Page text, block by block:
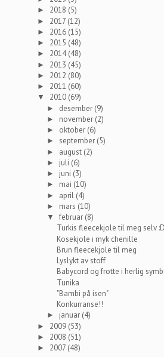
► 2018 (5)
► 2017 (12)
► 2016 (15)
► 2015 (48)
► 2014(48)
► 2013 (45)
► 2012 (80)
► 2011 (60)
▼ 2010 (69)
► desember (9)
► november (2)
► oktober (6)
►september (5)
► august (2)
► juli (6)
► juni (3)
► mai (10)
► april (4)
► mars (10)
▼februar (8)
Turkis fleecekjole til meg selv :D
Kosekjole i myk chenille
Brun fleecekjole til meg
Lyslykt av stoff
Babycord og frotte i herlig
Tunika
"Bambi på isen"
Konkurranse!!
► januar (4)
► 2009 (53)
► 2008 (51)
► 2007 (48)